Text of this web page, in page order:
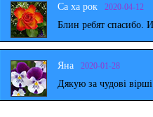
Са ха рок 2020-04-12
Блин ребят спасибо.
Яна 2020-01-28
Дякую за чудові